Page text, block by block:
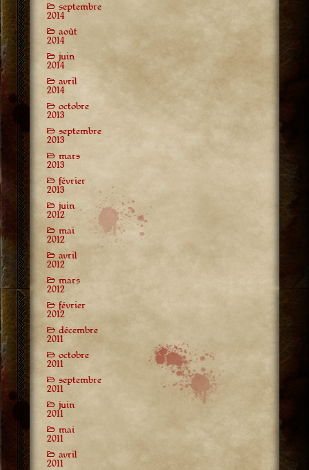
septembre
2014
août
2014
juin
2014
avril
2014
octobre
2013
septembre
2013
mars
2013
février
2013
juin
2012
mai
2012
avril
2012
mars
2012
février
2012
décembre
2011
octobre
2011
septembre
2011
juin
2011
mai
2011
avril
2011